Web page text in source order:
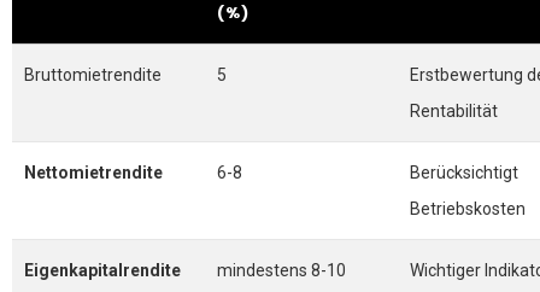
(%)
Bruttomietrendite 5
Erstbewertung
Rentabilität
Nettomietrendite 6-8
Berücksichtigt
Betriebskosten
Eigenkapitalrendite mindestens 8-10
Wichtiger